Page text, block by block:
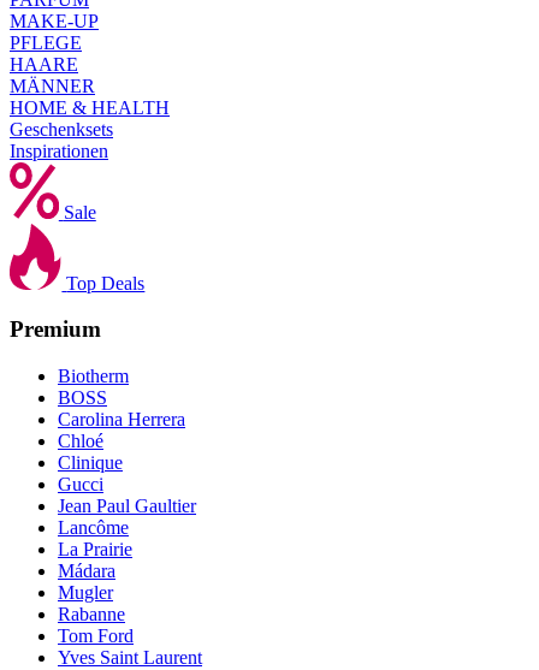
MAKE-UP
PFLEGE
HAARE
MÄNNER
HOME & HEALTH
Geschenksets
Inspirationen
Sale
Top Deals
Premium
Biotherm
BOSS
Carolina Herrera
Chloé
Clinique
Gucci
Jean Paul Gaultier
Lancôme
La Prairie
Mádara
Mugler
Rabanne
Tom Ford
Yves Saint Laurent